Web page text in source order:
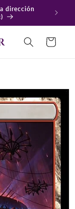
dirección
Carrito